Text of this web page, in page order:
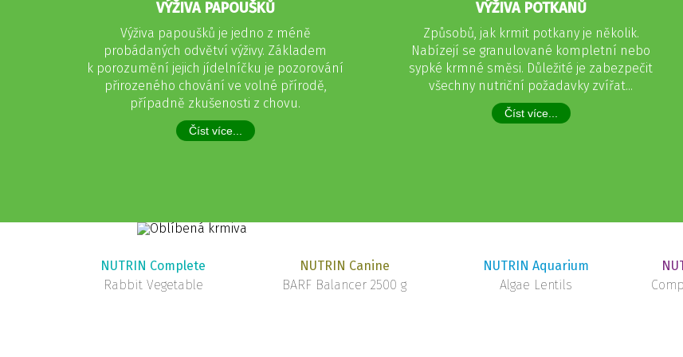
VÝŽIVA PAPOUŠKŮ
Výživa papoušků je jedno z méně
probádaných odvětví výživy. Základem
k porozumění jejich jídelníčku je pozorování
přirozeného chování ve volné přírodě,
případně zkušenosti z chovu.
Číst více...
VÝŽIVA POTKANŮ
Způsobů, jak krmit potkany je několik.
Nabízejí se granulované kompletní nebo
sypké krmné směsi. Důležité je zabezpečit
všechny nutriční požadavky zvířat...
Číst více...
NUTRIN Complete
Rabbit Vegetable
NUTRIN Canine
BARF Balancer 2500 g
NUTRIN Aquarium
Algae Lentils